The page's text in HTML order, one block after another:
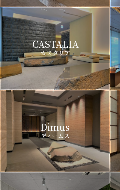
CASTALIA
カスタリア
Dimus
ディームス